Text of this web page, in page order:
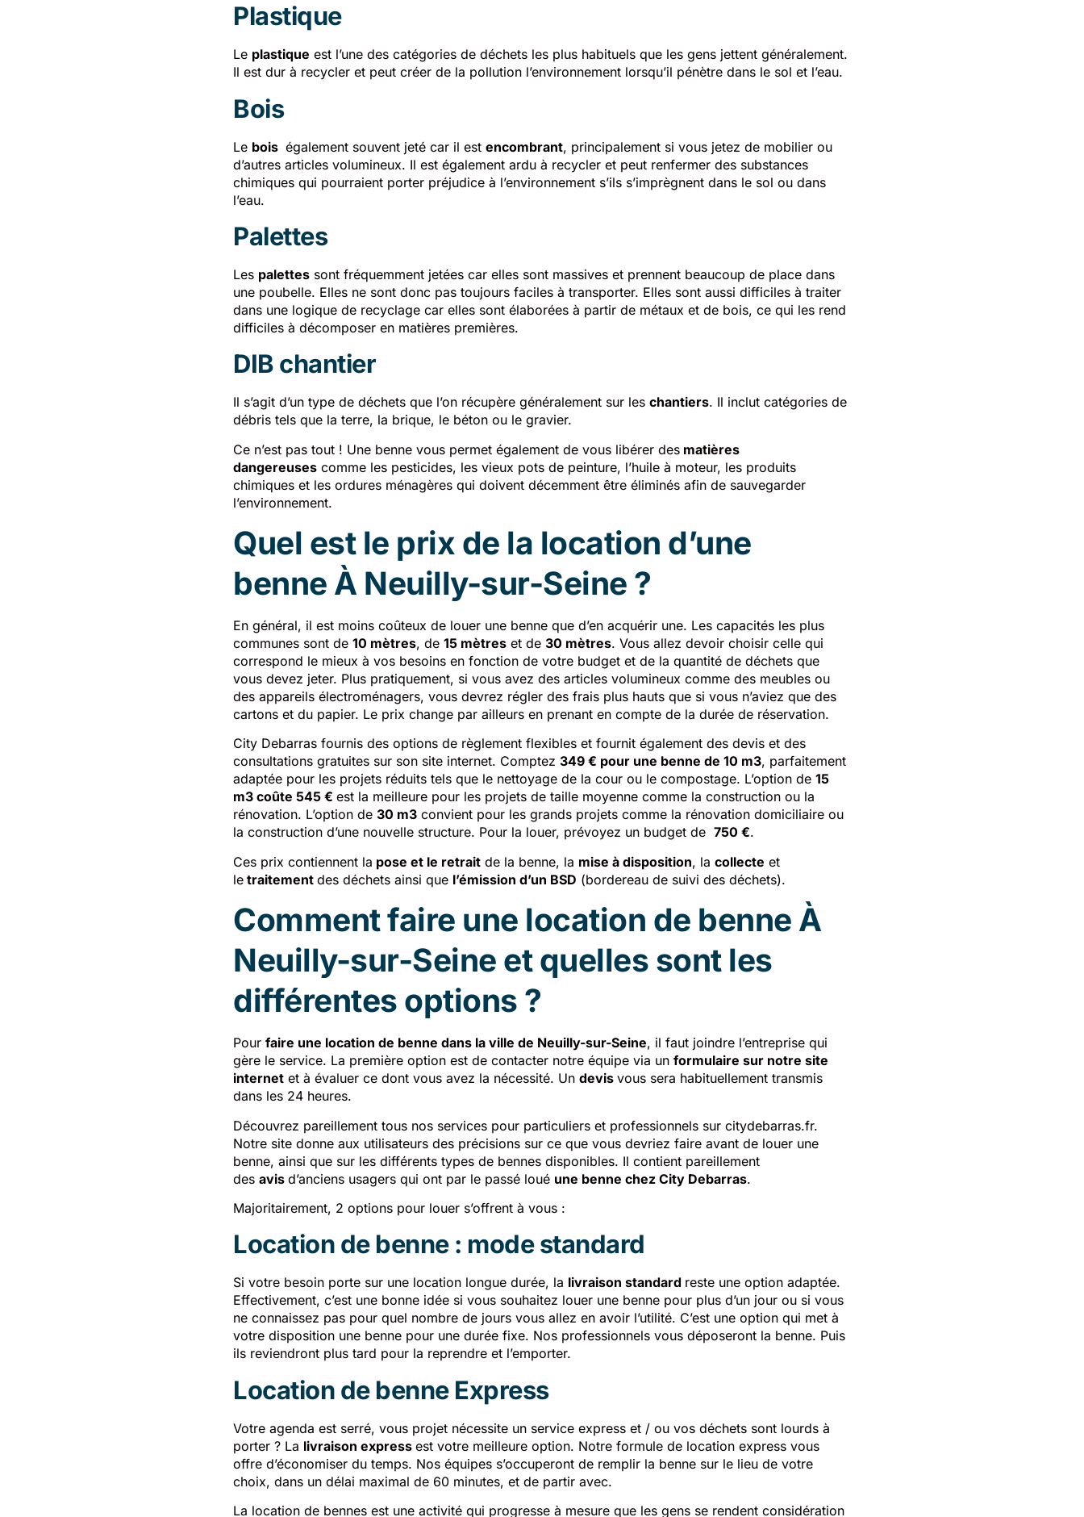
Plastique
Le plastique est l’une des catégories de déchets les plus habituels que les gens jettent généralement.
Il est dur à recycler et peut créer de la pollution l’environnement lorsqu’il pénètre dans le sol et l’eau.
Bois
Le bois également souvent jeté car il est encombrant, principalement si vous jetez de mobilier ou
d’autres articles volumineux. Il est également ardu à recycler et peut renfermer des substances
chimiques qui pourraient porter préjudice à l’environnement s’ils s’imprègnent dans le sol ou dans
l’eau.
Palettes
Les palettes sont fréquemment jetées car elles sont massives et prennent beaucoup de place dans
une poubelle. Elles ne sont donc pas toujours faciles à transporter. Elles sont aussi difficiles à traiter
dans une logique de recyclage car elles sont élaborées à partir de métaux et de bois, ce qui les rend
difficiles à décomposer en matières premières.
DIB chantier
Il s’agit d’un type de déchets que l’on récupère généralement sur les chantiers. Il inclut catégories de
débris tels que la terre, la brique, le béton ou le gravier.
Ce n’est pas tout ! Une benne vous permet également de vous libérer des matières
dangereuses comme les pesticides, les vieux pots de peinture, l’huile à moteur, les produits
chimiques et les ordures ménagères qui doivent décemment être éliminés afin de sauvegarder
l’environnement.
Quel est le prix de la location d’une
benne À Neuilly-sur-Seine ?
En général, il est moins coûteux de louer une benne que d’en acquérir une. Les capacités les plus
communes sont de 10 mètres, de 15 mètres et de 30 mètres. Vous allez devoir choisir celle qui
correspond le mieux à vos besoins en fonction de votre budget et de la quantité de déchets que
vous devez jeter. Plus pratiquement, si vous avez des articles volumineux comme des meubles ou
des appareils électroménagers, vous devrez régler des frais plus hauts que si vous n’aviez que des
cartons et du papier. Le prix change par ailleurs en prenant en compte de la durée de réservation.
City Debarras fournis des options de règlement flexibles et fournit également des devis et des
consultations gratuites sur son site internet. Comptez 349 € pour une benne de 10 m3, parfaitement
adaptée pour les projets réduits tels que le nettoyage de la cour ou le compostage. L’option de 15
m3 coûte 545 € est la meilleure pour les projets de taille moyenne comme la construction ou la
rénovation. L’option de 30 m3 convient pour les grands projets comme la rénovation domiciliaire ou
la construction d’une nouvelle structure. Pour la louer, prévoyez un budget de 750 €.
Ces prix contiennent la pose et le retrait de la benne, la mise à disposition, la collecte et
le traitement des déchets ainsi que l’émission d’un BSD (bordereau de suivi des déchets).
Comment faire une location de benne À
Neuilly-sur-Seine et quelles sont les
différentes options ?
Pour faire une location de benne dans la ville de Neuilly-sur-Seine, il faut joindre l’entreprise qui
gère le service. La première option est de contacter notre équipe via un formulaire sur notre site
internet et à évaluer ce dont vous avez la nécessité. Un devis vous sera habituellement transmis
dans les 24 heures.
Découvrez pareillement tous nos services pour particuliers et professionnels sur citydebarras.fr.
Notre site donne aux utilisateurs des précisions sur ce que vous devriez faire avant de louer une
benne, ainsi que sur les différents types de bennes disponibles. Il contient pareillement
des avis d’anciens usagers qui ont par le passé loué une benne chez City Debarras.
Majoritairement, 2 options pour louer s’offrent à vous :
Location de benne : mode standard
Si votre besoin porte sur une location longue durée, la livraison standard reste une option adaptée.
Effectivement, c’est une bonne idée si vous souhaitez louer une benne pour plus d’un jour ou si vous
ne connaissez pas pour quel nombre de jours vous allez en avoir l’utilité. C’est une option qui met à
votre disposition une benne pour une durée fixe. Nos professionnels vous déposeront la benne. Puis
ils reviendront plus tard pour la reprendre et l’emporter.
Location de benne Express
Votre agenda est serré, vous projet nécessite un service express et / ou vos déchets sont lourds à
porter ? La livraison express est votre meilleure option. Notre formule de location express vous
offre d’économiser du temps. Nos équipes s’occuperont de remplir la benne sur le lieu de votre
choix, dans un délai maximal de 60 minutes, et de partir avec.
La location de bennes est une activité qui progresse à mesure que les gens se rendent considération